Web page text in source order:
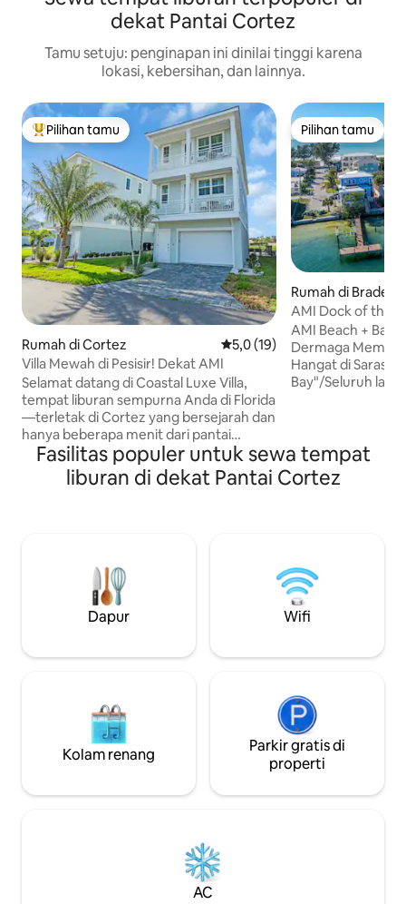
dekat Pantai Cortez
Tamu setuju: penginapan ini dinilai tinggi karena
lokasi, kebersihan, dan lainnya.
Pilihan tamu terpopuler
Pilihan tamu
Rumah di Cortez Nilai rata-rata 5,0 dari 5, 19
5,0 (19)
Villa Mewah di Pesisir! Dekat AMI
Selamat datang di Coastal Luxe Villa,
tempat liburan sempurna Anda di Florida
—terletak di Cortez yang bersejarah dan
hanya beberapa menit dari pantai
berpasir Pulau Anna Maria. Tempat
liburan pesisir tiga lantai yang luas ini
menggabungkan kenyamanan modern
Garasi pribadi dengan pengaturan tenis
meja bonus Kolam air asin hangat
berkilauan dengan tempat duduk luar
ruangan, ruang makan, meja api, dan
nyaman ke ketiga lantai
Pilihan tamu
Pilihan tamu
Rumah di
AMI Dock of the
Lantai 1
AMI Beach + Bay
Dermaga
Hangat di
Bay"/Seluruh
lompat ikan dan
sepanjang 1 dari
dermaga/
blok ke restoran,
Street/Key West. • Musik Live terdengar
di dermaga!
Fasilitas populer untuk sewa tempat
liburan di dekat Pantai Cortez
Dapur Wifi
Kolam renang
Parkir gratis di
properti
AC